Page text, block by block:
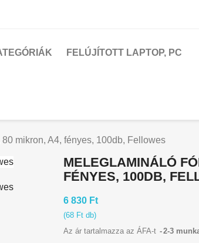
FELÚJÍTOTT LAPTOP, PC
mikron, A4, fényes, 100db, Fellowes
MELEGLAMINÁLÓ
FÉNYES, 100DB,
6 830 Ft
(68 Ft db)
Az ár tartalmazza az ÁFA-t
2-3